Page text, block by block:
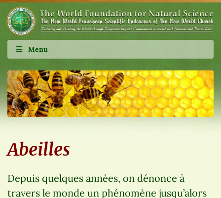
Menu
Abeilles
Depuis quelques années, on dénonce à
travers le monde un phénomène jusqu’alors